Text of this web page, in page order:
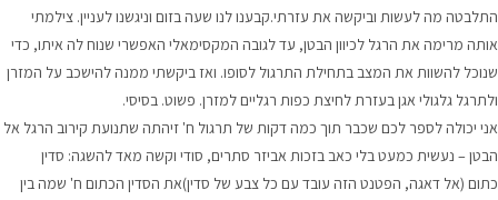
התלבטה מה לעשות וביקשה את עזרתי.קבענו לנו שעה בזום וניגשנו לעניין. צילמתי
אותה מרימה את הרגל לכיוון הבטן, עד לגובה המקסימאלי האפשרי שנוח לה איתו, כדי
שנוכל להשוות את המצב בתחילת התרגול לסופו. ואז ביקשתי ממנה להישכב על המזרן
ולתרגל גלגולי אגן בעזרת לחיצת כפות רגליים למזרן. פשוט. בסיסי.
אני יכולה לספר לכם שכבר תוך כמה דקות של תרגול ח' זיהתה שתנועת קירוב הרגל אל
הבטן – נעשית כמעט בלי כאב בזכות אביזר סתרים, סודי וקשה מאד להשגה: סדין
כתום (אל דאגה, הפטנט הזה עובד עם כל צבע של סדין)את הסדין הכתום ח' שמה בין